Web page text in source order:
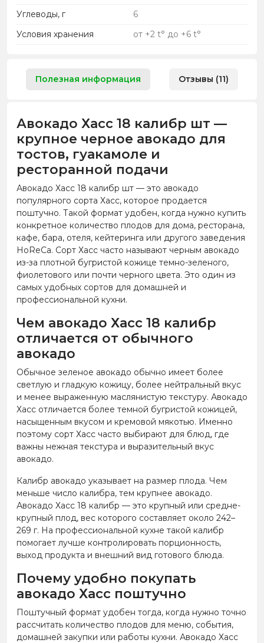
Углеводы, г
6
Условия хранения
от +2 t° до +6 t°
Полезная информация Отзывы (11)
Авокадо Хасс 18 калибр шт —
крупное черное авокадо для
тостов, гуакамоле и
ресторанной подачи
Авокадо Хасс 18 калибр шт — это авокадо
популярного сорта Хасс, которое продается
поштучно. Такой формат удобен, когда нужно купить
конкретное количество плодов для дома, ресторана,
кафе, бара, отеля, кейтеринга или другого заведения
HoReCa. Сорт Хасс часто называют черным авокадо
из-за плотной бугристой кожице темно-зеленого,
фиолетового или почти черного цвета. Это один из
самых удобных сортов для домашней и
профессиональной кухни.
Чем авокадо Хасс 18 калибр
отличается от обычного
авокадо
Обычное зеленое авокадо обычно имеет более
светлую и гладкую кожицу, более нейтральный вкус
и менее выраженную маслянистую текстуру. Авокадо
Хасс отличается более темной бугристой кожицей,
насыщенным вкусом и кремовой мякотью. Именно
поэтому сорт Хасс часто выбирают для блюд, где
важны нежная текстура и выразительный вкус
авокадо.
Калибр авокадо указывает на размер плода. Чем
меньше число калибра, тем крупнее авокадо.
Авокадо Хасс 18 калибр — это крупный или средне-
крупный плод, вес которого составляет около 242–
269 г. На профессиональной кухне такой калибр
помогает лучше контролировать порционность,
выход продукта и внешний вид готового блюда.
Почему удобно покупать
авокадо Хасс поштучно
Поштучный формат удобен тогда, когда нужно точно
рассчитать количество плодов для меню, события,
домашней закупки или работы кухни. Авокадо Хасс